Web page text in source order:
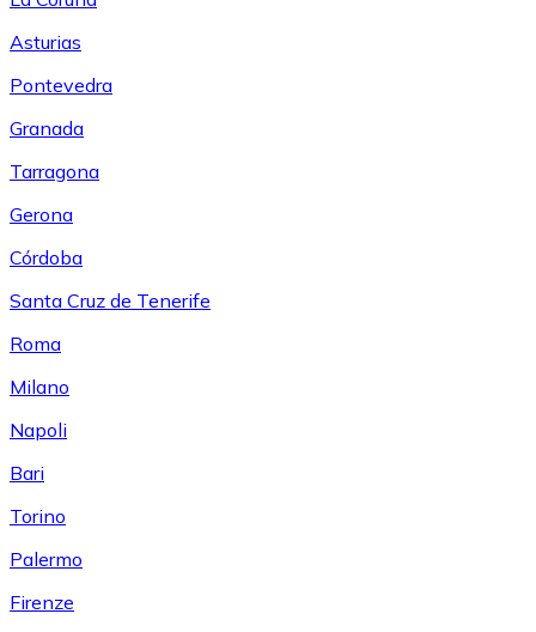
Asturias
Pontevedra
Granada
Tarragona
Gerona
Córdoba
Santa Cruz de Tenerife
Roma
Milano
Napoli
Bari
Torino
Palermo
Firenze